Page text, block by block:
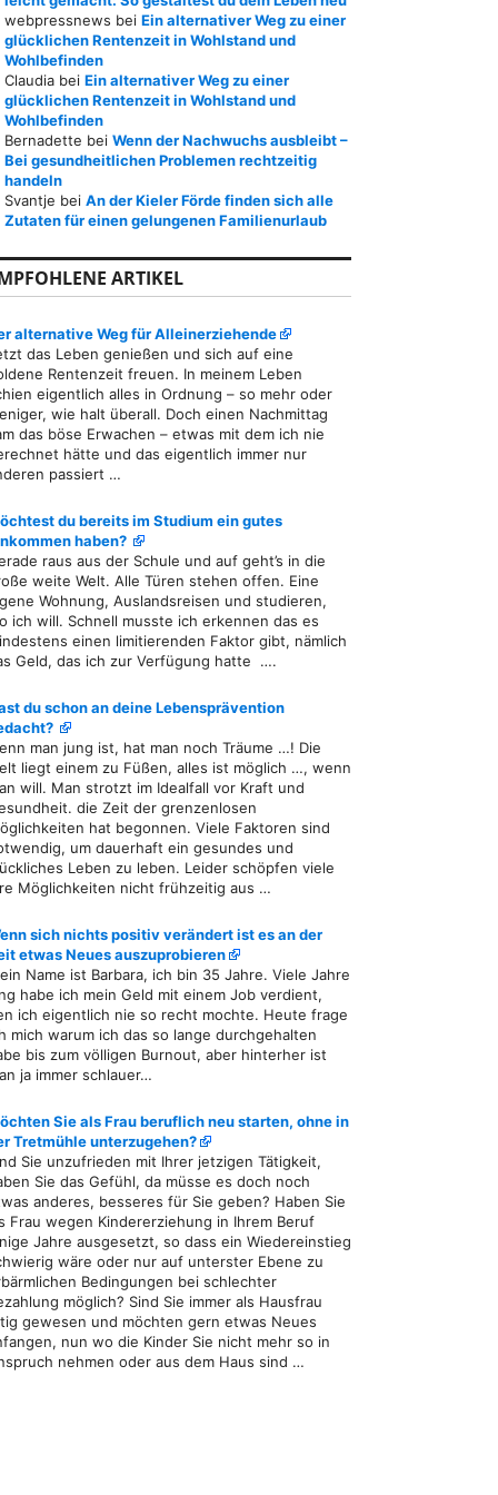
webpressnews beiEin alternativer Weg zu einer
glücklichen Rentenzeit in Wohlstand und
Wohlbefinden
Claudia beiEin alternativer Weg zu einer
glücklichen Rentenzeit in Wohlstand und
Wohlbefinden
Bernadette beiWenn der Nachwuchs ausbleibt –
Bei gesundheitlichen Problemen rechtzeitig
handeln
Svantje beiAn der Kieler Förde finden sich alle
Zutaten für einen gelungenen Familienurlaub
ARTIKEL
alternative Weg für Alleinerziehende
das Leben genießen und sich auf eine
Rentenzeit freuen. In meinem Leben
eigentlich alles in Ordnung – so mehr oder
wie halt überall. Doch einen Nachmittag
das böse Erwachen – etwas mit dem ich nie
hätte und das eigentlich immer nur
passiert …
du bereits im Studium ein gutes
haben?
raus aus der Schule und auf geht’s in die
weite Welt. Alle Türen stehen offen. Eine
Wohnung, Auslandsreisen und studieren,
ich will. Schnell musste ich erkennen das es
einen limitierenden Faktor gibt, nämlich
Geld, das ich zur Verfügung hatte ….
du schon an deine Lebensprävention
man jung ist, hat man noch Träume …! Die
liegt einem zu Füßen, alles ist möglich …, wenn
will. Man strotzt im Idealfall vor Kraft und
die Zeit der grenzenlosen
hat begonnen. Viele Faktoren sind
um dauerhaft ein gesundes und
Leben zu leben. Leider schöpfen viele
Möglichkeiten nicht frühzeitig aus …
sich nichts positiv verändert ist es an der
etwas Neues auszuprobieren
Name ist Barbara, ich bin 35 Jahre. Viele Jahre
habe ich mein Geld mit einem Job verdient,
ich eigentlich nie so recht mochte. Heute frage
mich warum ich das so lange durchgehalten
bis zum völligen Burnout, aber hinterher ist
ja immer schlauer…
Sie als Frau beruflich neu starten, ohne in
Tretmühle unterzugehen?
Sie unzufrieden mit Ihrer jetzigen Tätigkeit,
Sie das Gefühl, da müsse es doch noch
anderes, besseres für Sie geben? Haben Sie
Frau wegen Kindererziehung in Ihrem Beruf
Jahre ausgesetzt, so dass ein Wiedereinstieg
wäre oder nur auf unterster Ebene zu
Bedingungen bei schlechter
möglich? Sind Sie immer als Hausfrau
gewesen und möchten gern etwas Neues
nun wo die Kinder Sie nicht mehr so in
nehmen oder aus dem Haus sind …